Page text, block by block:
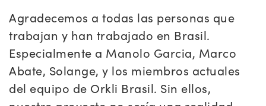
Agradecemos a todas las personas que
trabajan y han trabajado en Brasil.
Especialmente a Manolo Garcia, Marco
Abate, Solange, y los miembros actuales
del equipo de Orkli Brasil. Sin ellos,